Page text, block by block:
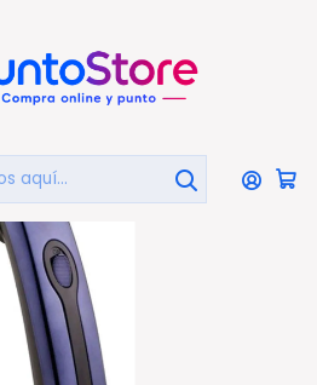
Belleza Y Cuidado Personal
Corta Pelo
Htc Recargable Morado - Ps